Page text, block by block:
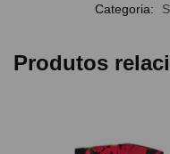
Categoria:
Produtos